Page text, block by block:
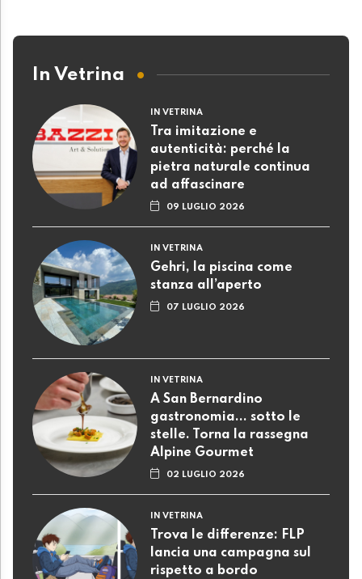
In Vetrina
IN VETRINA
Tra imitazione e
autenticità: perché la
pietra naturale continua
ad affascinare
09 LUGLIO 2026
IN VETRINA
Gehri, la piscina come
stanza all’aperto
07 LUGLIO 2026
IN VETRINA
A San Bernardino
gastronomia... sotto le
stelle. Torna la rassegna
Alpine Gourmet
02 LUGLIO 2026
IN VETRINA
Trova le differenze: FLP
lancia una campagna sul
rispetto a bordo